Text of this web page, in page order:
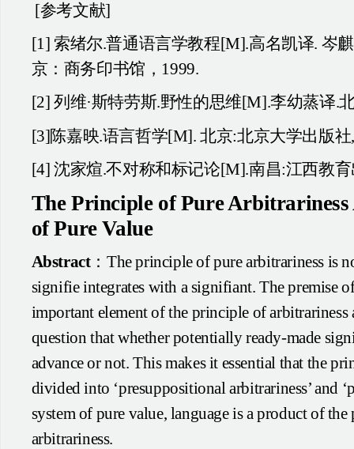
[参考文献]
[1] 索绪尔.普通语言学教程[M].高名凯译. 岑
京：商务印书馆，1999.
[2] 列维·斯特劳斯.野性的思维[M].李幼蒸译.
[3] 陈嘉映.语言哲学[M]. 北京:北京大学出版社
[4] 沈家煊.不对称和标记论[M].南昌:江西教育
The Principle of Pure Arbitrariness
of Pure Value
Abstract：The principle of pure arbitrariness is
signifie integrates with a signifiant. The premise
important element of the principle of arbitrariness
question that whether potentially ready-made
advance or not. This makes it essential that the
divided into ‘presuppositional arbitrariness’ and
system of pure value, language is a product of
arbitrariness.